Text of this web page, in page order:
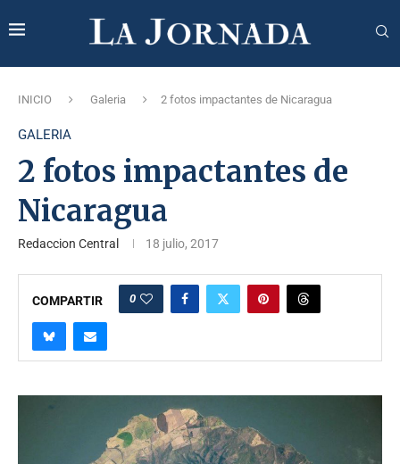
INICIO Galeria 2 fotos impactantes de Nicaragua
GALERIA
2 fotos impactantes de
Nicaragua
Redaccion Central 18 julio, 2017
COMPARTIR 0